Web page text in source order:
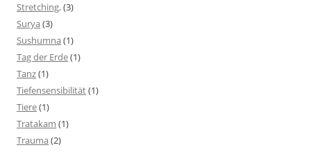
Stretching,(3)
Surya(3)
Sushumna(1)
Tag der Erde(1)
Tanz(1)
Tiefensensibilität(1)
Tiere(1)
Tratakam (1)
Trauma(2)